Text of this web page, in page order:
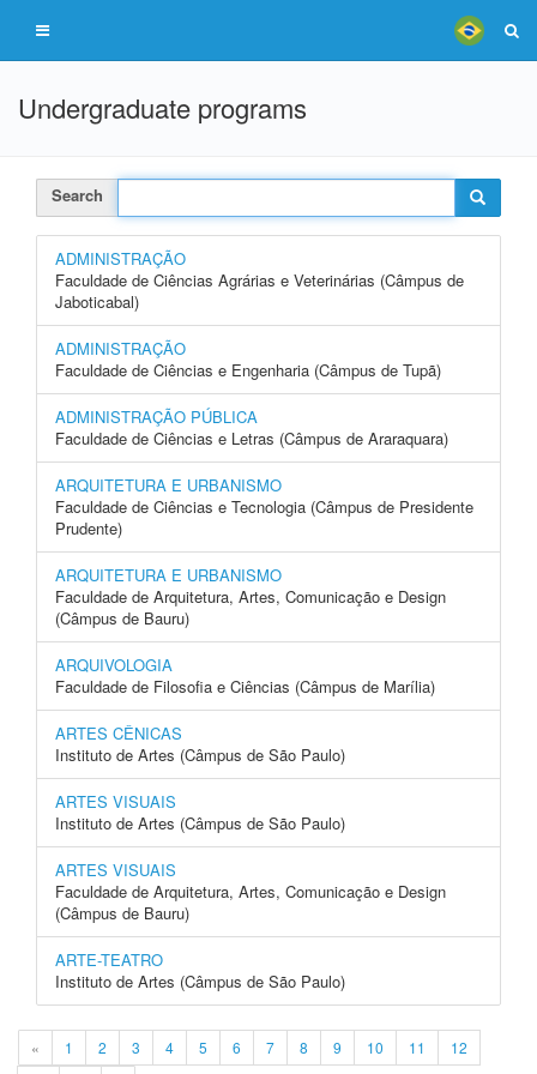
Undergraduate programs
Search
ADMINISTRAÇÃO
Faculdade de Ciências Agrárias e Veterinárias (Câmpus de
Jaboticabal)
ADMINISTRAÇÃO
Faculdade de Ciências e Engenharia (Câmpus de Tupã)
ADMINISTRAÇÃO PÚBLICA
Faculdade de Ciências e Letras (Câmpus de Araraquara)
ARQUITETURA E URBANISMO
Faculdade de Ciências e Tecnologia (Câmpus de Presidente
Prudente)
ARQUITETURA E URBANISMO
Faculdade de Arquitetura, Artes, Comunicação e Design
(Câmpus de Bauru)
ARQUIVOLOGIA
Faculdade de Filosofia e Ciências (Câmpus de Marília)
ARTES CÊNICAS
Instituto de Artes (Câmpus de São Paulo)
ARTES VISUAIS
Instituto de Artes (Câmpus de São Paulo)
ARTES VISUAIS
Faculdade de Arquitetura, Artes, Comunicação e Design
(Câmpus de Bauru)
ARTE-TEATRO
Instituto de Artes (Câmpus de São Paulo)
« 1 2 3 4 5 6 7 8 9 10 11
12